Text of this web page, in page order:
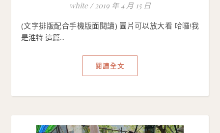
white / 2019 年 4 月 15 日
(文字排版配合手機版面閱讀) 圖片可以放大看 哈囉!我
是淮特 這篇...
閱讀全文